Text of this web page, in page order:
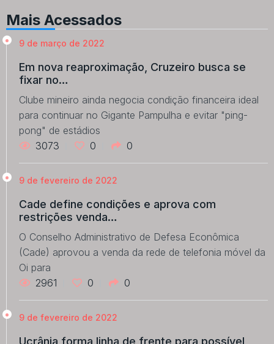
Mais Acessados
9 de março de 2022
Em nova reaproximação, Cruzeiro busca se
fixar no…
Clube mineiro ainda negocia condição financeira ideal
para continuar no Gigante Pampulha e evitar "ping-
pong" de estádios
3073
0 0
9 de fevereiro de 2022
Cade define condições e aprova com
restrições venda…
O Conselho Administrativo de Defesa Econômica
(Cade) aprovou a venda da rede de telefonia móvel da
Oi para
2961
0 0
9 de fevereiro de 2022
Ucrânia forma linha de frente para possível